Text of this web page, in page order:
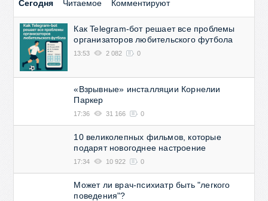
Сегодня Читаемое Комментируют
Как Telegram-бот решает все проблемы
организаторов любительского футбола
13:53 2 082 0
«Взрывные» инсталляции Корнелии
Паркер
17:36 31 166 0
10 великолепных фильмов, которые
подарят новогоднее настроение
17:34 10 922 0
Может ли врач-психиатр быть "легкого
поведения"?